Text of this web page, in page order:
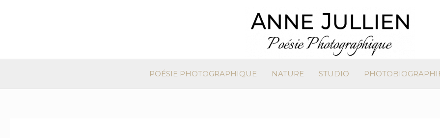
POÉSIE PHOTOGRAPHIQUE NATURE STUDIO